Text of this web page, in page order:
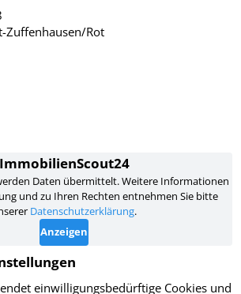
Zuffenhausen/Rot
AGB